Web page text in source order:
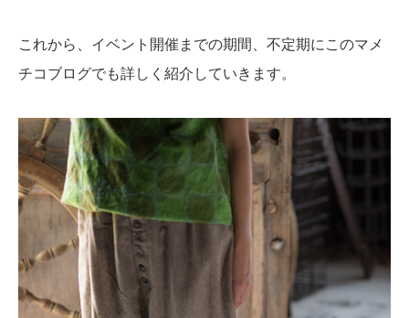
これから、イベント開催までの期間、不定期にこのマメ
チコブログでも詳しく紹介していきます。